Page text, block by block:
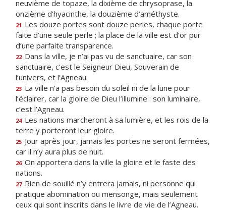
neuvième de topaze, la dixième de chrysoprase, la
onzième d’hyacinthe, la douzième d’améthyste.
21 Les douze portes sont douze perles, chaque porte
faite d’une seule perle ; la place de la ville est d’or pur
d’une parfaite transparence.
22 Dans la ville, je n’ai pas vu de sanctuaire, car son
sanctuaire, c’est le Seigneur Dieu, Souverain de
l’univers, et l’Agneau.
23 La ville n’a pas besoin du soleil ni de la lune pour
l’éclairer, car la gloire de Dieu l’illumine : son luminaire,
c’est l’Agneau.
24 Les nations marcheront à sa lumière, et les rois de la
terre y porteront leur gloire.
25 Jour après jour, jamais les portes ne seront fermées,
car il n’y aura plus de nuit.
26 On apportera dans la ville la gloire et le faste des
nations.
27 Rien de souillé n’y entrera jamais, ni personne qui
pratique abomination ou mensonge, mais seulement
ceux qui sont inscrits dans le livre de vie de l’Agneau.